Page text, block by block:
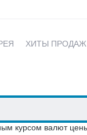
ХИТЫ ПРОДАЖ
курсом валют